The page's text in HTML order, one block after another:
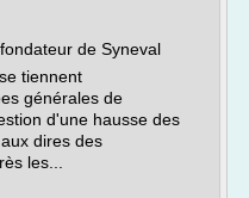
de Syneval
tiennent
générales de
d'une hausse des
dires des
les...